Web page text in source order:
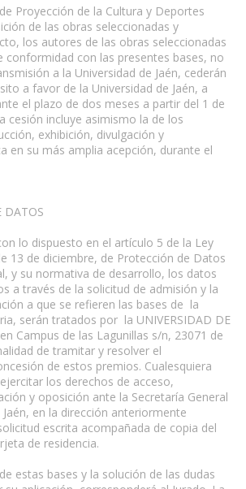
Proyección de la Cultura y Deportes
de las obras seleccionadas y
los autores de las obras seleccionadas
conformidad con las presentes bases, no
a la Universidad de Jaén, cederán
a favor de la Universidad de Jaén, a
el plazo de dos meses a partir del 1 de
cesión incluye asimismo la de los
exhibición, divulgación y
en su más amplia acepción, durante el
DATOS
lo dispuesto en el artículo 5 de la Ley
13 de diciembre, de Protección de Datos
y su normativa de desarrollo, los datos
a través de la solicitud de admisión y la
a que se refieren las bases de la
serán tratados por la UNIVERSIDAD DE
Campus de las Lagunillas s/n, 23071 de
de tramitar y resolver el
de estos premios. Cualesquiera
los derechos de acceso,
y oposición ante la Secretaría General
en la dirección anteriormente
escrita acompañada de copia del
de residencia.
estas bases y la solución de las dudas